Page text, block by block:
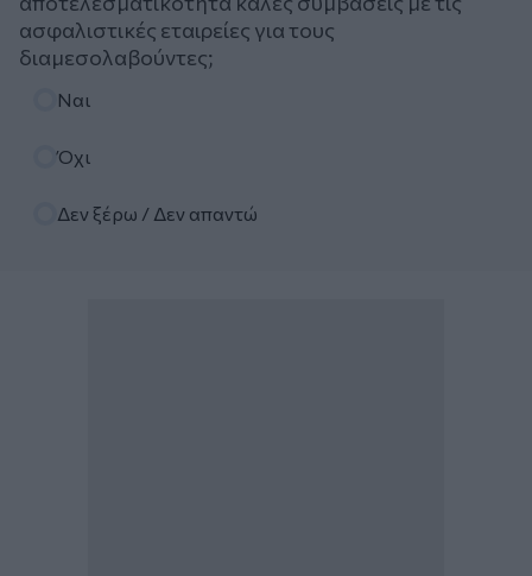
ασφαλιστικές εταιρείες για τους
διαμεσολαβούντες;
Ναι
Όχι
Δεν ξέρω / Δεν απαντώ